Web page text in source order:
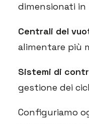
dimensionati in
Centrali del
alimentare più
Sistemi di
gestione dei
Configuriamo